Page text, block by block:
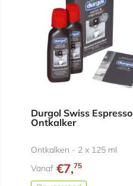
Durgol Swiss Espresso
Ontkalker
Ontkalken - 2 x 125 ml
Vanaf €7,75